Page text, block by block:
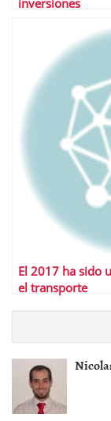
inversiones
El 2017 ha sido
el transporte